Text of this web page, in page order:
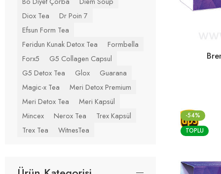
-54%
TOPLU
Diox Tea
Dr Poin 7
Efsun Form Tea
Feridun Kunak Detox Tea
Formbella
Forx5
G5 Collagen Capsul
G5 Detox Tea
Glox
Guarana
Magic-x Tea
Meri Detox Premium
Meri Detox Tea
Meri Kapsül
Mincex
Nerox Tea
Trex Kapsül
Trex Tea
WitnesTea